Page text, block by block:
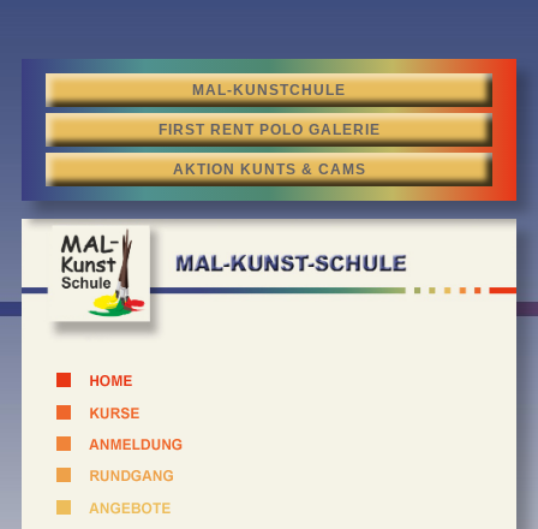
MAL-KUNSTCHULE
FIRST RENT POLO GALERIE
AKTION KUNTS & CAMS